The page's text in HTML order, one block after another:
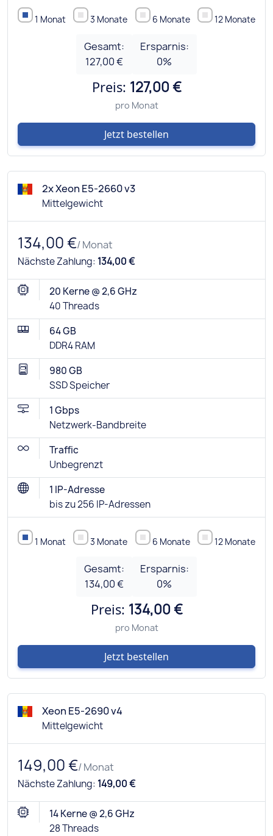
1 Monat 3 Monate 6 Monate 12 Monate
Gesamt:
127,00 €
Ersparnis:
0%
Preis: 127,00 €
pro Monat
Jetzt bestellen
2x Xeon E5-2660 v3
Mittelgewicht
134,00 €/ Monat
Nächste Zahlung: 134,00 €
20 Kerne @ 2,6 GHz
40 Threads
64 GB
DDR4 RAM
980 GB
SSD Speicher
1 Gbps
Netzwerk-Bandbreite
Traffic
Unbegrenzt
1 IP-Adresse
bis zu 256 IP-Adressen
1 Monat 3 Monate 6 Monate 12 Monate
Gesamt:
134,00 €
Ersparnis:
0%
Preis: 134,00 €
pro Monat
Jetzt bestellen
Xeon E5-2690 v4
Mittelgewicht
149,00 €/ Monat
Nächste Zahlung: 149,00 €
14 Kerne @ 2,6 GHz
28 Threads